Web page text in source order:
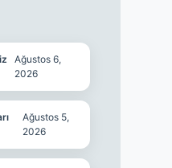
Ağustos 6,
2026
Ağustos 5,
2026